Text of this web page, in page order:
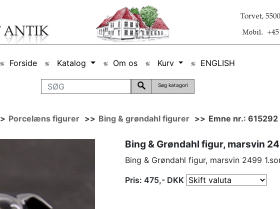
Forside Katalog Om os Kurv ENGLISH
Søg katagori
Porcelæns figurer >> Bing & grøndahl figurer >> Emne nr.: 615292
Bing & Grøndahl figur, marsvin
Bing & Grøndahl figur, marsvin 2499
Pris: 475,- DKK